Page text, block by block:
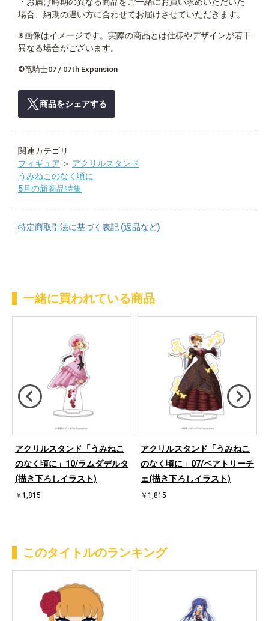
場合、納期の遅い方に合わせてお届けさせていただきます。
※画像はイメージです。実際の商品とは仕様やデザインが若干
異なる場合がございます。
©竜騎士07 / 07th Expansion
商品をシェアする
関連カテゴリ
フィギュア ＞ アクリルスタンド
うみねこのなく頃に
5月の新商品特集
特定商取引法に基づく表記 (返品など)
一緒に買われている商品
アクリルスタンド「うみねこ
のなく頃に」10/ラムダデルタ
(描き下ろしイラスト)
￥1,815
アクリルスタンド「うみねこ
のなく頃に」07/ベアトリーチ
ェ(描き下ろしイラスト)
￥1,815
このタイトルのランキング